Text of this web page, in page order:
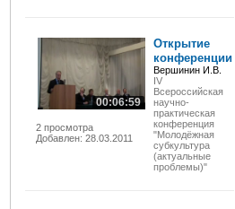
00:06:59
2 просмотра
Добавлен: 28.03.2011
Открытие
конференции
Вершинин И.В.
IV
Всероссийская
научно-
практическая
конференция
"Молодёжная
субкультура
(актуальные
проблемы)"